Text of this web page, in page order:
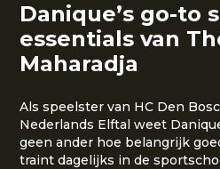
Danique’s go-to
essentials van
Maharadja
Als speelster van HC Den
Nederlands Elftal weet
geen ander hoe belangrijk
traint dagelijks in de